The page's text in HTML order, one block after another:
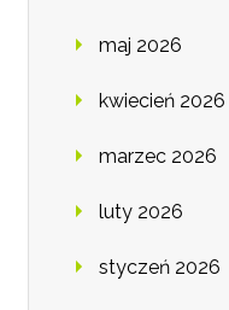
maj 2026
kwiecień 2026
marzec 2026
luty 2026
styczeń 2026